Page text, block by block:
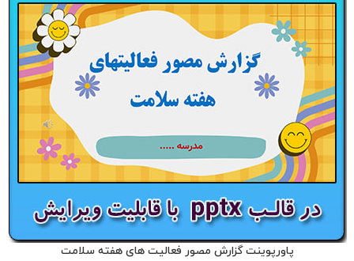
پاورپوینت گزارش مصور فعالیت های هفته سلامت